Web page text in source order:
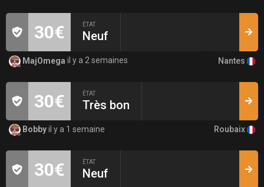
30€ ÉTAT
Neuf
MajOmega il y a 2 semaines Nantes
30€ ÉTAT
Très bon
Bobbyil y a 1 semaine Roubaix
30€ ÉTAT
Neuf